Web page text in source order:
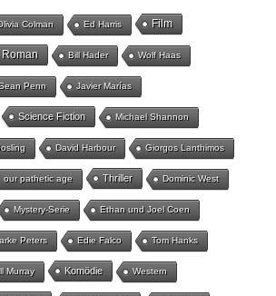
Colman Ed Harris Film
Roman Bill Hader Wolf Haas
Penn Javier Marías
Science Fiction Michael Shannon
David Harbour Giorgos Lanthimos
our pathetic age Thriller Dominic West
Mystery-Serie Ethan und Joel Coen
Peters Edie Falco Tom Hanks
Murray Komödie Western